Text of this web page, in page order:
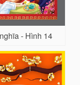
- Hình 14